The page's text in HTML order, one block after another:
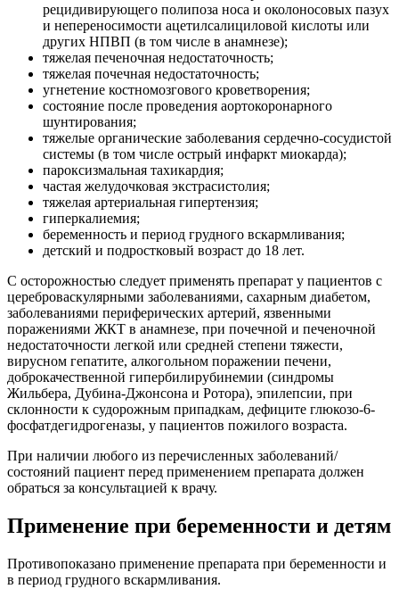
рецидивирующего полипоза носа и околоносовых пазух
и непереносимости ацетилсалициловой кислоты или
других НПВП (в том числе в анамнезе);
тяжелая печеночная недостаточность;
тяжелая почечная недостаточность;
угнетение костномозгового кроветворения;
состояние после проведения аортокоронарного
шунтирования;
тяжелые органические заболевания сердечно-сосудистой
системы (в том числе острый инфаркт миокарда);
пароксизмальная тахикардия;
частая желудочковая экстрасистолия;
тяжелая артериальная гипертензия;
гиперкалиемия;
беременность и период грудного вскармливания;
детский и подростковый возраст до 18 лет.
С осторожностью следует применять препарат у пациентов с
цереброваскулярными заболеваниями, сахарным диабетом,
заболеваниями периферических артерий, язвенными
поражениями ЖКТ в анамнезе, при почечной и печеночной
недостаточности легкой или средней степени тяжести,
вирусном гепатите, алкогольном поражении печени,
доброкачественной гипербилирубинемии (синдромы
Жильбера, Дубина-Джонсона и Ротора), эпилепсии, при
склонности к судорожным припадкам, дефиците глюкозо-6-
фосфатдегидрогеназы, у пациентов пожилого возраста.
При наличии любого из перечисленных заболеваний/
состояний пациент перед применением препарата должен
обраться за консультацией к врачу.
Применение при беременности и детям
Противопоказано применение препарата при беременности и
в период грудного вскармливания.